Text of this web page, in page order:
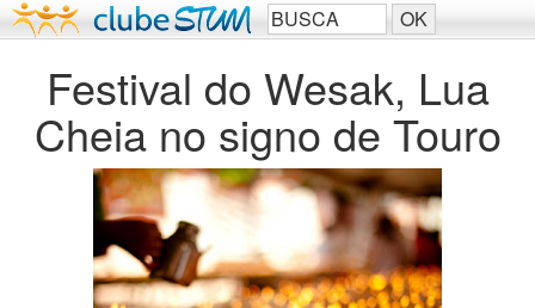
Festival do Wesak, Lua
Cheia no signo de Touro